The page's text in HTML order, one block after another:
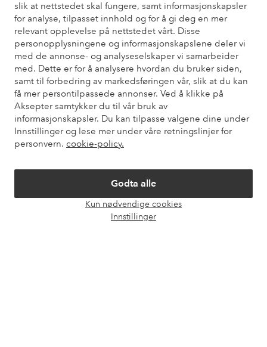
slik at nettstedet skal fungere, samt informasjonskapsler
for analyse, tilpasset innhold og for å gi deg en mer
relevant opplevelse på nettstedet vårt. Disse
personopplysningene og informasjonskapslene deler vi
med de annonse- og analyseselskaper vi samarbeider
med. Dette er for å analysere hvordan du bruker siden,
samt til forbedring av markedsføringen vår, slik at du kan
få mer persontilpassede annonser. Ved å klikke på
Aksepter samtykker du til vår bruk av
informasjonskapsler. Du kan tilpasse valgene dine under
Innstillinger og lese mer under våre retningslinjer for
personvern. cookie-policy.
Godta alle
Kun nødvendige cookies
Innstillinger
Trenger du hjelp?
Du finner svar på de vanligste spørsmålene i vår FAQ. Du finner
også informasjon om hvordan du kan kontakte oss.
Kundeservice Bestilling Betalingsmåte
Mine sider